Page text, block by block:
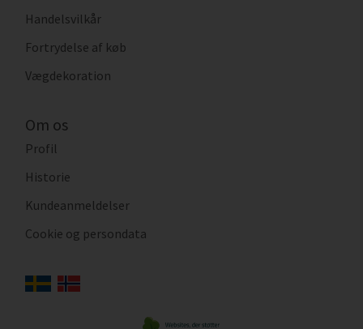
Handelsvilkår
Fortrydelse af køb
Vægdekoration
Om os
Profil
Historie
Kundeanmeldelser
Cookie og persondata